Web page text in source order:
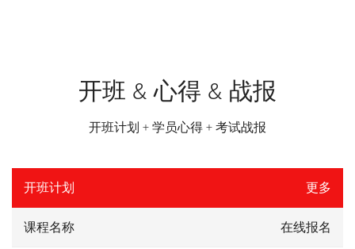
开班 & 心得 & 战报
开班计划 + 学员心得 + 考试战报
开班计划 更多
课程名称 在线报名